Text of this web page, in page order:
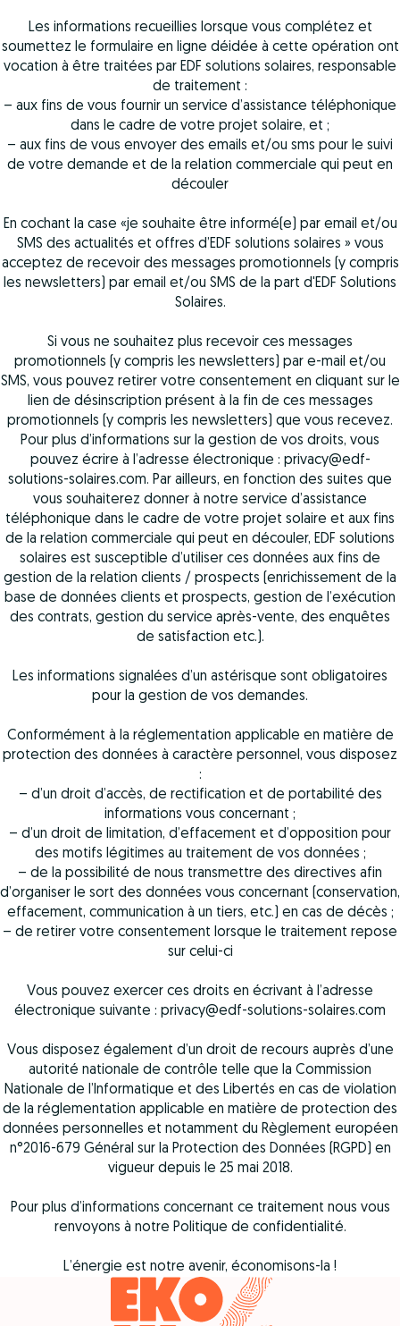
Les informations recueillies lorsque vous complétez et
soumettez le formulaire en ligne déidée à cette opération ont
vocation à être traitées par EDF solutions solaires, responsable
de traitement :
– aux fins de vous fournir un service d’assistance téléphonique
dans le cadre de votre projet solaire, et ;
– aux fins de vous envoyer des emails et/ou sms pour le suivi
de votre demande et de la relation commerciale qui peut en
découler
En cochant la case «je souhaite être informé(e) par email et/ou
SMS des actualités et offres d’EDF solutions solaires » vous
acceptez de recevoir des messages promotionnels (y compris
les newsletters) par email et/ou SMS de la part d'EDF Solutions
Solaires.
Si vous ne souhaitez plus recevoir ces messages
promotionnels (y compris les newsletters) par e-mail et/ou
SMS, vous pouvez retirer votre consentement en cliquant sur le
lien de désinscription présent à la fin de ces messages
promotionnels (y compris les newsletters) que vous recevez.
Pour plus d’informations sur la gestion de vos droits, vous
pouvez écrire à l’adresse électronique : privacy@edf-
solutions-solaires.com. Par ailleurs, en fonction des suites que
vous souhaiterez donner à notre service d’assistance
téléphonique dans le cadre de votre projet solaire et aux fins
de la relation commerciale qui peut en découler, EDF solutions
solaires est susceptible d’utiliser ces données aux fins de
gestion de la relation clients / prospects (enrichissement de la
base de données clients et prospects, gestion de l’exécution
des contrats, gestion du service après-vente, des enquêtes
de satisfaction etc.).
Les informations signalées d’un astérisque sont obligatoires
pour la gestion de vos demandes.
Conformément à la réglementation applicable en matière de
protection des données à caractère personnel, vous disposez
:
– d’un droit d’accès, de rectification et de portabilité des
informations vous concernant ;
– d’un droit de limitation, d’effacement et d’opposition pour
des motifs légitimes au traitement de vos données ;
– de la possibilité de nous transmettre des directives afin
d’organiser le sort des données vous concernant (conservation,
effacement, communication à un tiers, etc.) en cas de décès ;
– de retirer votre consentement lorsque le traitement repose
sur celui-ci
Vous pouvez exercer ces droits en écrivant à l’adresse
électronique suivante : privacy@edf-solutions-solaires.com
Vous disposez également d’un droit de recours auprès d’une
autorité nationale de contrôle telle que la Commission
Nationale de l’Informatique et des Libertés en cas de violation
de la réglementation applicable en matière de protection des
données personnelles et notamment du Règlement européen
n°2016-679 Général sur la Protection des Données (RGPD) en
vigueur depuis le 25 mai 2018.
Pour plus d’informations concernant ce traitement nous vous
renvoyons à notre Politique de confidentialité.
L’énergie est notre avenir, économisons-la !